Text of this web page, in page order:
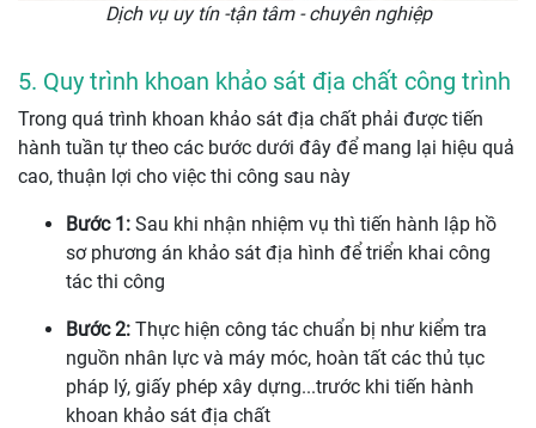
Dịch vụ uy tín -tận tâm - chuyên nghiệp
5. Quy trình khoan khảo sát địa chất công trình
Trong quá trình khoan khảo sát địa chất phải được tiến
hành tuần tự theo các bước dưới đây để mang lại hiệu quả
cao, thuận lợi cho việc thi công sau này
Bước 1: Sau khi nhận nhiệm vụ thì tiến hành lập hồ
sơ phương án khảo sát địa hình để triển khai công
tác thi công
Bước 2: Thực hiện công tác chuẩn bị như kiểm tra
nguồn nhân lực và máy móc, hoàn tất các thủ tục
pháp lý, giấy phép xây dựng...trước khi tiến hành
khoan khảo sát địa chất